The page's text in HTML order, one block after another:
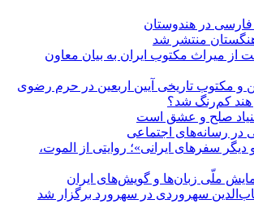
از میراث مکتوب ایران به بیان معاون
و مکتوب تاریخی آیین اربعین در حرم رضوی
هند کم‌رنگ شد؟
بنیاد صلح و عشق است
در رسانه‌های اجتماعی
سفرهای ایرانی»؛ روایتی از الموت،
ملّی زبان‌ها و گویش‌های ایران
سهروردی در سهرورد برگزار شد